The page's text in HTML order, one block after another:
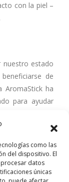
como las
del dispositivo. El
datos
únicas
con la piel –
nuestro estado
de
AromaStick ha
para ayudar
y fácil
caber en su